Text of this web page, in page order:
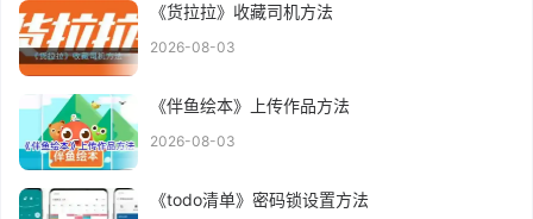
《货拉拉》收藏司机方法
2026-08-03
《伴鱼绘本》上传作品方法
2026-08-03
《todo清单》密码锁设置方法